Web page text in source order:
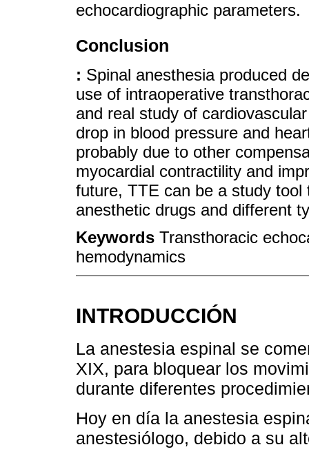
echocardiographic parameters.
Conclusion
: Spinal anesthesia produced
use of intraoperative
and real study of
drop in blood pressure and
probably due to other
myocardial contractility and
future, TTE can be a study
anesthetic drugs and different
Keywords Transthoracic
hemodynamics
INTRODUCCIÓN
La anestesia espinal se
XIX, para bloquear los
durante diferentes
Hoy en día la anestesia
anestesiólogo, debido a su